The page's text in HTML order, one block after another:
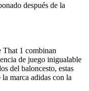
después de la
That 1 combinan
de juego inigualable
del baloncesto, estas
marca adidas con la